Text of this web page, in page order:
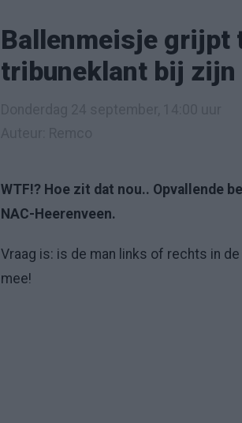
Ballenmeisje grijpt
tribuneklant bij zijn
WTF!? Hoe zit dat nou.. Opvallende
NAC-Heerenveen.
Vraag is: is de man links of rechts in
mee!